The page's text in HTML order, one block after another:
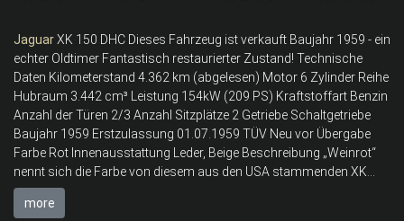
JaguarXK 150 DHC Dieses Fahrzeug ist verkauft Baujahr 1959 - ein
echter Oldtimer Fantastisch restaurierter Zustand! Technische
Daten Kilometerstand 4.362 km (abgelesen) Motor 6 Zylinder Reihe
Hubraum 3.442 cm³ Leistung 154kW (209 PS) Kraftstoffart Benzin
Anzahl der Türen 2/3 Anzahl Sitzplätze 2 Getriebe Schaltgetriebe
Baujahr 1959 Erstzulassung 01.07.1959 TÜV Neu vor Übergabe
Farbe Rot Innenausstattung Leder, Beige Beschreibung „Weinrot“
nennt sich die Farbe von diesem aus den USA stammenden XK...
more